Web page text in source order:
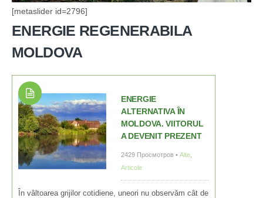
[metaslider id=2796]
ENERGIE REGENERABILA
MOLDOVA
ENERGIE
ALTERNATIVA ÎN
MOLDOVA. VIITORUL
A DEVENIT PREZENT
2429 Просмотров • Alte
Articole
În vâltoarea grijilor cotidiene, uneori nu observăm cât de